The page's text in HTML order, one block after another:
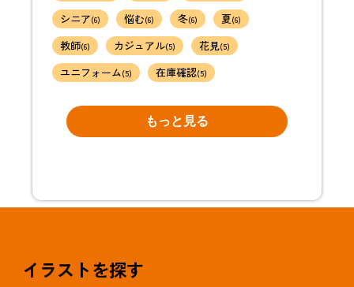
シニア(6) 悩む(6) 冬(6) 夏(6)
教師(6) カジュアル(5) 花見(5)
ユニフォーム(5) 在庫確認(5)
もっと見る
イラストを探す